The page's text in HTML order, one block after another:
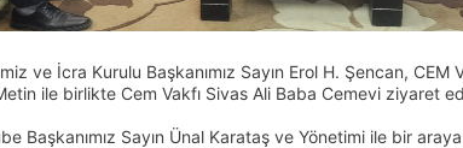
ve İcra Kurulu Başkanımız Sayın Erol H. Şencan,
ile birlikte Cem Vakfı Sivas Ali Baba Cemevi ziyaret
Başkanımız Sayın Ünal Karataş ve Yönetimi ile bir